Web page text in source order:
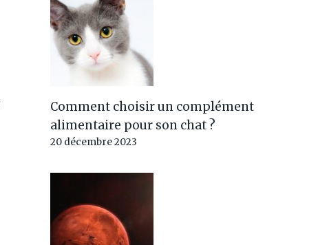
Comment choisir un complément
alimentaire pour son chat ?
20 décembre 2023